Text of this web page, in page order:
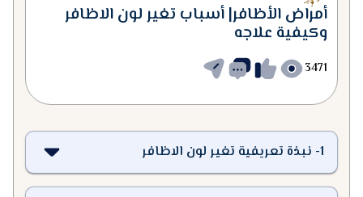
أمراض الأظافر| أسباب تغير لون الاظافر
وكيفية علاجه
3471
1
- نبذة تعريفية تغير لون الاظافر